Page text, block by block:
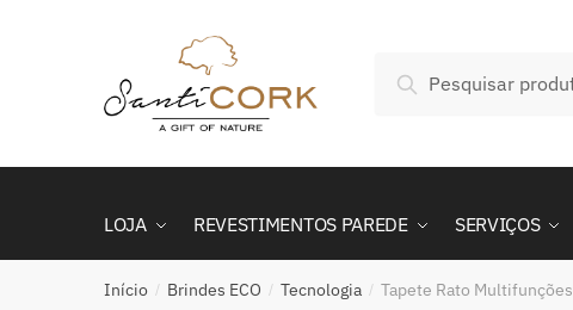
por:
Pesquisa
LOJA REVESTIMENTOS PAREDE SERVIÇOS
Início / Brindes ECO / Tecnologia / Tapete Rato Multifunções